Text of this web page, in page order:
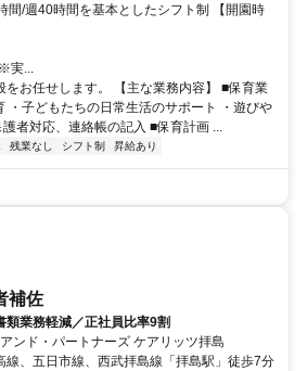
間/週40時間を基本としたシフト制 【開園時
実...
をお任せします。 【主な業務内容】 ■保育業
・子どもたちの日常生活のサポート ・遊びや
者対応、連絡帳の記入 ■保育計画 ...
残業なし シフト制 昇給あり
補佐
類業務軽減／正社員比率9割
ンド・パートナーズ ケアリッツ拝島
、八高線、五日市線、西武拝島線「拝島駅」徒歩7分